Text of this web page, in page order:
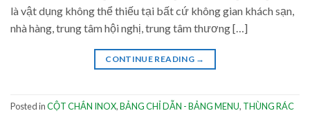
là vật dụng không thể thiếu tại bất cứ không gian khách sạn,
nhà hàng, trung tâm hội nghị, trung tâm thương […]
CONTINUE READING →
Posted inCỘT CHẮN INOX,BẢNG CHỈ DẪN - BẢNG MENU, THÙNG RÁC